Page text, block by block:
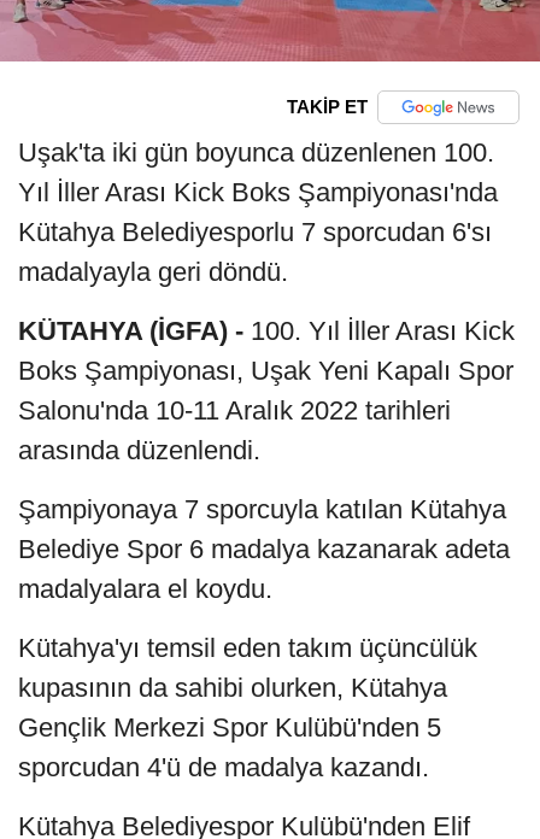
TAKİP ET
Uşak'ta iki gün boyunca düzenlenen 100.
Yıl İller Arası Kick Boks Şampiyonası'nda
Kütahya Belediyesporlu 7 sporcudan 6'sı
madalyayla geri döndü.
KÜTAHYA (İGFA) - 100. Yıl İller Arası Kick
Boks Şampiyonası, Uşak Yeni Kapalı Spor
Salonu'nda 10-11 Aralık 2022 tarihleri
arasında düzenlendi.
Şampiyonaya 7 sporcuyla katılan Kütahya
Belediye Spor 6 madalya kazanarak adeta
madalyalara el koydu.
Kütahya'yı temsil eden takım üçüncülük
kupasının da sahibi olurken, Kütahya
Gençlik Merkezi Spor Kulübü'nden 5
sporcudan 4'ü de madalya kazandı.
Kütahya Belediyespor Kulübü'nden Elif